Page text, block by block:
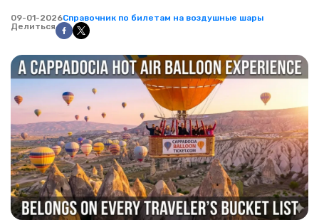
09-01-2026Справочник по билетам на воздушные шары
Делиться